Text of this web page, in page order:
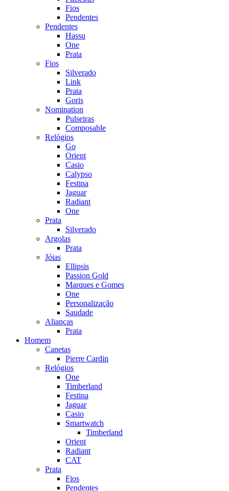
Fios
Pendentes
Pendentes
Hassu
One
Prata
Fios
Silverado
Link
Prata
Goris
Nomination
Pulseiras
Composable
Relógios
Go
Orient
Casio
Calypso
Festina
Jaguar
Radiant
One
Prata
Silverado
Argolas
Prata
Jóias
Ellipsis
Passion Gold
Marques e Gomes
One
Personalização
Saudade
Alianças
Prata
Homem
Canetas
Pierre Cardin
Relógios
One
Timberland
Festina
Jaguar
Casio
Smartwatch
Timberland
Orient
Radiant
CAT
Prata
Fios
Pendentes